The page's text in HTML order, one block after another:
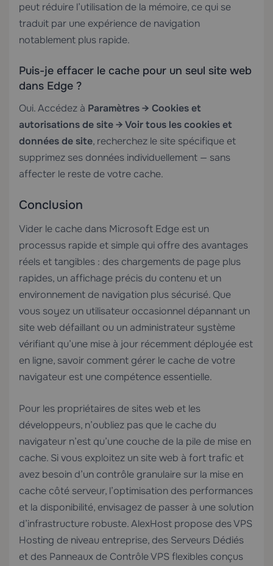
peut réduire l’utilisation de la mémoire, ce qui se
traduit par une expérience de navigation
notablement plus rapide.
Puis-je effacer le cache pour un seul site web
dans Edge ?
Oui. Accédez à Paramètres → Cookies et
autorisations de site → Voir tous les cookies et
données de site, recherchez le site spécifique et
supprimez ses données individuellement — sans
affecter le reste de votre cache.
Conclusion
Vider le cache dans Microsoft Edge est un
processus rapide et simple qui offre des avantages
réels et tangibles : des chargements de page plus
rapides, un affichage précis du contenu et un
environnement de navigation plus sécurisé. Que
vous soyez un utilisateur occasionnel dépannant un
site web défaillant ou un administrateur système
vérifiant qu’une mise à jour récemment déployée est
en ligne, savoir comment gérer le cache de votre
navigateur est une compétence essentielle.
Pour les propriétaires de sites web et les
développeurs, n’oubliez pas que le cache du
navigateur n’est qu’une couche de la pile de mise en
cache. Si vous exploitez un site web à fort trafic et
avez besoin d’un contrôle granulaire sur la mise en
cache côté serveur, l’optimisation des performances
et la disponibilité, envisagez de passer à une solution
d’infrastructure robuste. AlexHost propose desVPS
Hosting de niveau entreprise, des Serveurs Dédiés
et des Panneaux de Contrôle VPSflexibles conçus